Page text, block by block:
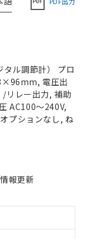
タル調節計） プロ
電圧出
/リレー出力, 補助
AC100～240V,
プションなし, ね
報更新